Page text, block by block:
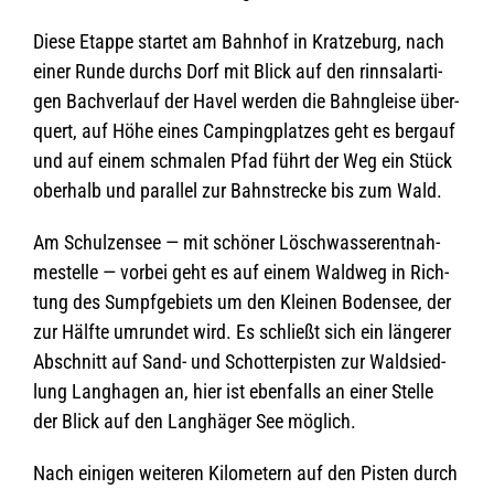
Diese Etappe star­tet am Bahn­hof in Krat­ze­burg, nach
einer Runde durchs Dorf mit Blick auf den rinn­sal­ar­ti­
gen Bach­ver­lauf der Havel wer­den die Bahn­gleise über­
quert, auf Höhe eines Cam­ping­plat­zes geht es berg­auf
und auf einem schma­len Pfad führt der Weg ein Stück
ober­halb und par­al­lel zur Bahn­stre­cke bis zum Wald.
Am Schul­zen­see — mit schö­ner Lösch­was­ser­ent­nah­
me­stelle — vor­bei geht es auf einem Wald­weg in Rich­
tung des Sumpf­ge­biets um den Klei­nen Boden­see, der
zur Hälfte umrun­det wird. Es schließt sich ein län­ge­rer
Abschnitt auf Sand- und Schot­ter­pis­ten zur Wald­sied­
lung Lang­ha­gen an, hier ist eben­falls an einer Stelle
der Blick auf den Lang­hä­ger See möglich.
Nach eini­gen wei­te­ren Kilo­me­tern auf den Pis­ten durch